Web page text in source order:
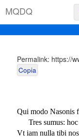
MQDQ
Permalink: https://
Copia
Qui modo Nasonis
Tres sumus: hoc
Vt iam nulla tibi